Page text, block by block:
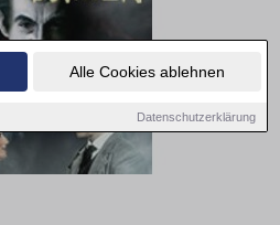
Alle Cookies ablehnen
Datenschutzerklärung